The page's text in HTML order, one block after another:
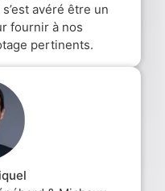
avéré être un
fournir à nos
pertinents.